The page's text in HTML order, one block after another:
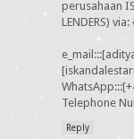
perusahaan
LENDERS)
Telephone
Reply